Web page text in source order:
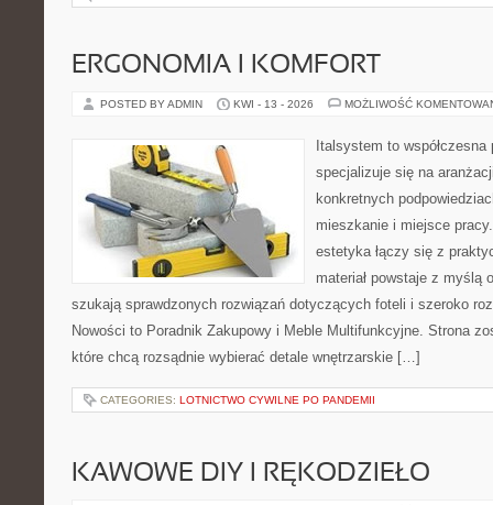
ERGONOMIA I KOMFORT
POSTED BY ADMIN KWI - 13 - 2026 MOŻLIWOŚĆ
Italsystem to
specjalizuje się na
konkretnych
mieszkanie i miejsce
estetyka łączy się z
materiał powstaje z myślą
szukają sprawdzonych rozwiązań dotyczących foteli i szeroko
Nowości to Poradnik Zakupowy i Meble Multifunkcyjne. Strona
które chcą rozsądnie wybierać detale wnętrzarskie […]
CATEGORIES: LOTNICTWO CYWILNE PO PANDEMII
KAWOWE DIY I RĘKODZIEŁO